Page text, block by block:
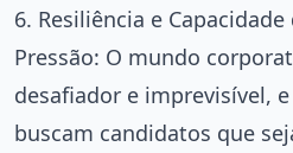
6. Resiliência e
Pressão: O mundo
desafiador e imprevisível,
buscam candidatos que